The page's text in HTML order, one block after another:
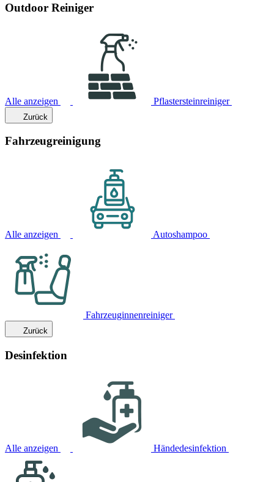
Outdoor Reiniger
Alle anzeigen Pflastersteinreiniger
Zurück
Fahrzeugreinigung
Alle anzeigen Autoshampoo
Fahrzeuginnenreiniger
Zurück
Desinfektion
Alle anzeigen Händedesinfektion